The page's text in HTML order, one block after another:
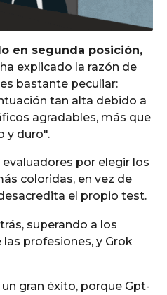
en segunda posición,
explicado la razón de
bastante peculiar:
tan alta debido a
agradables, más que
y duro".
por elegir los
coloridas, en vez de
el propio test.
superando a los
las profesiones, y Grok
gran éxito, porque Gpt-